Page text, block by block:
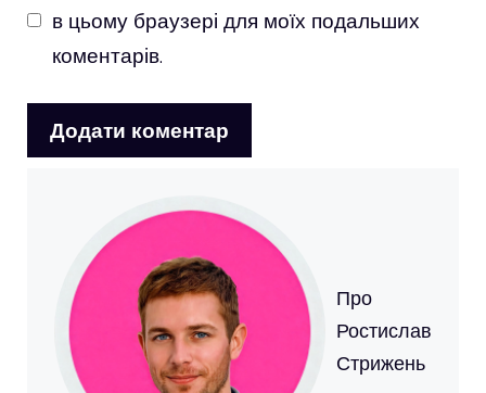
в цьому браузері для моїх подальших
коментарів.
Про
Ростислав
Стрижень